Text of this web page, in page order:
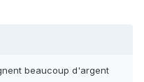
beaucoup d'argent